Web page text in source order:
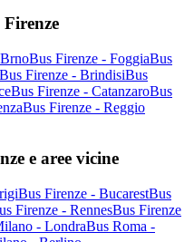
Bus Firenze - FoggiaBus
Bus Firenze - BrindisiBus
Bus Firenze - CatanzaroBus
Bus Firenze - Reggio
e aree vicine
Bus Firenze - BucarestBus
Firenze - RennesBus Firenze
- LondraBus Roma -